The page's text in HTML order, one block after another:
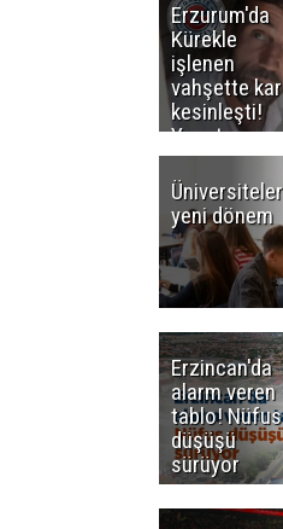
Erzurum'da
Kürekle
işlenen
vahşette
kesinleşti!
Yargıtay
cezaları
yeni dönem
Erzincan'da
alarm veren
tablo! Nüfus
düşüşü
sürüyor